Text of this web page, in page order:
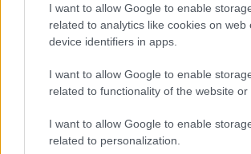
I want to allow Google to enable
related to analytics like cookies on web
device identifiers in apps.
I want to allow Google to enable
related to functionality of the website or
I want to allow Google to enable
related to personalization.
congiunto.
La resilienza della catena di
Stati Uniti e Australia, in particolare